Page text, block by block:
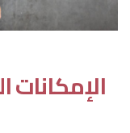
الإمكانات